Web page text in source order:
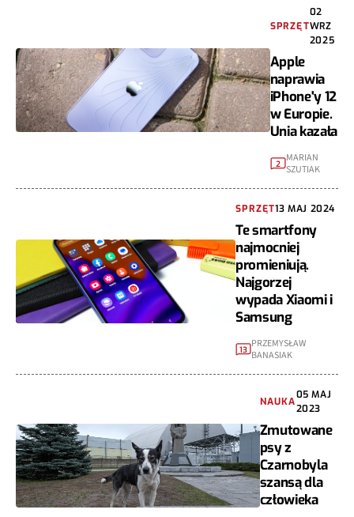
SPRZĘT
02
WRZ
2025
Apple
naprawia
iPhone'y 12
w Europie.
Unia kazała
2 MARIAN
SZUTIAK
SPRZĘT13 MAJ 2024
Te smartfony
najmocniej
promieniują.
Najgorzej
wypada Xiaomi i
Samsung
13 PRZEMYSŁAW
BANASIAK
NAUKA
05 MAJ
2023
Zmutowane
psy z
Czarnobyla
szansą dla
człowieka